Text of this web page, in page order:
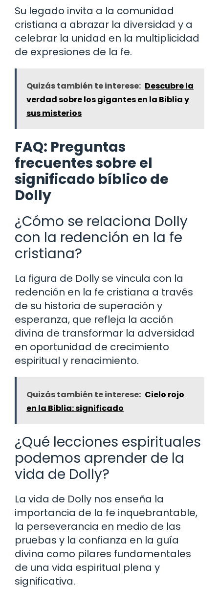
Su legado invita a la comunidad
cristiana a abrazar la diversidad y a
celebrar la unidad en la multiplicidad
de expresiones de la fe.
Quizás también te interese: Descubre la
verdad sobre los gigantes en la Biblia y
sus misterios
FAQ: Preguntas
frecuentes sobre el
significado bíblico de
Dolly
¿Cómo se relaciona Dolly
con la redención en la fe
cristiana?
La figura de Dolly se vincula con la
redención en la fe cristiana a través
de su historia de superación y
esperanza, que refleja la acción
divina de transformar la adversidad
en oportunidad de crecimiento
espiritual y renacimiento.
Quizás también te interese: Cielo rojo
en la Biblia: significado
¿Qué lecciones espirituales
podemos aprender de la
vida de Dolly?
La vida de Dolly nos enseña la
importancia de la fe inquebrantable,
la perseverancia en medio de las
pruebas y la confianza en la guía
divina como pilares fundamentales
de una vida espiritual plena y
significativa.